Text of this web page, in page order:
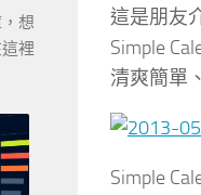
這是朋友
Simple
清爽簡單
Simple
想
裡